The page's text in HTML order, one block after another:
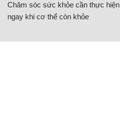
Chăm sóc sức khỏe cần thực hiện
ngay khi cơ thể còn khỏe